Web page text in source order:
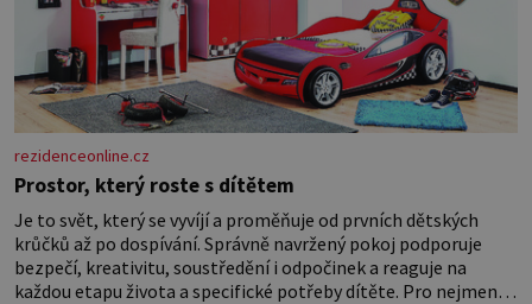
rezidenceonline.cz
Prostor, který roste s dítětem
Je to svět, který se vyvíjí a proměňuje od prvních dětských
krůčků až po dospívání. Správně navržený pokoj podporuje
bezpečí, kreativitu, soustředění i odpočinek a reaguje na
každou etapu života a specifické potřeby dítěte. Pro nejmenší